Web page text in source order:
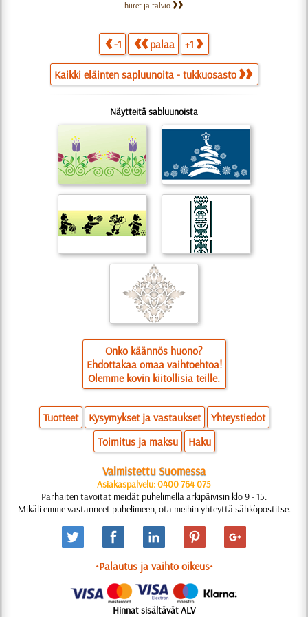
hiiret ja talvio
-1 palaa +1
Kaikki eläinten sapluunoita - tukkuosasto
Näytteitä sabluunoista
Onko käännös huono?
Ehdottakaa omaa vaihtoehtoa!
Olemme kovin kiitollisia teille.
Tuotteet Kysymykset ja vastaukset
Yhteystiedot
Toimitus ja maksu
Haku
Valmistettu Suomessa
Asiakaspalvelu: 0400 764 075
Parhaiten tavoitat meidät puhelimella arkipäivisin klo 9 - 15.
Mikäli emme vastanneet puhelimeen, ota meihin yhteyttä sähköpostitse.
•Palautus ja vaihto oikeus•
Hinnat sisältävät ALV